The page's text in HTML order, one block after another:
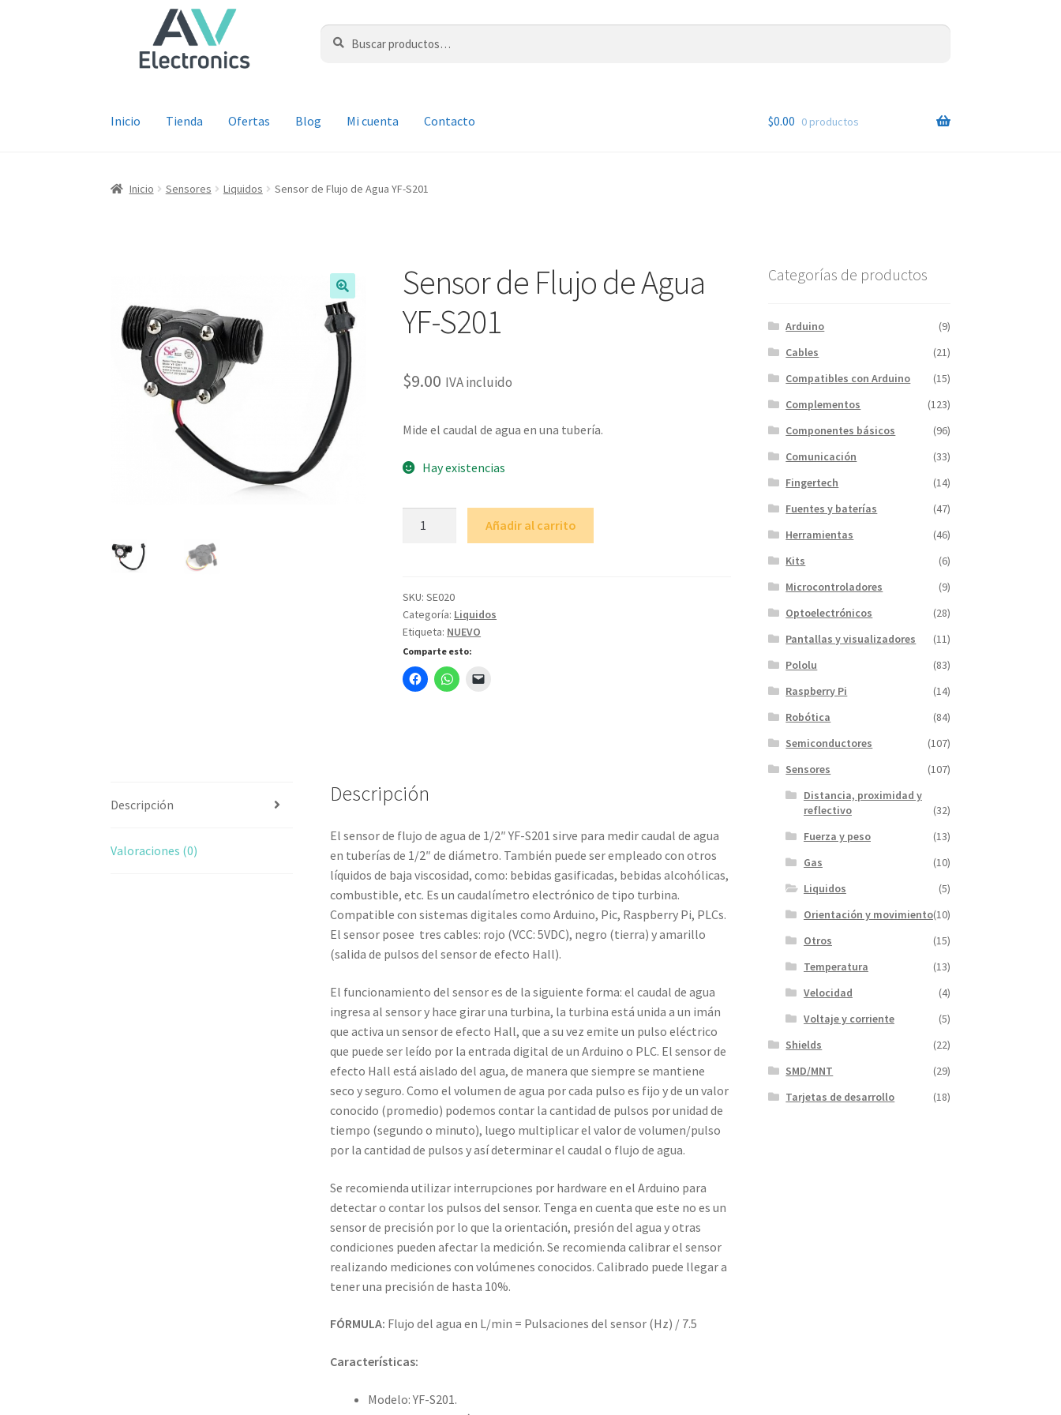
navegación
contenido
Buscar
por:
Buscar
Inicio Tienda Ofertas Blog Mi cuenta Contacto $0.00 0 productos
Inicio Sensores Liquidos Sensor de Flujo de Agua YF-S201
Sensor de Flujo de Agua
YF-S201
$9.00 IVA incluido
Mide el caudal de agua en una tubería.
Hay existencias
Agua
YF-
S201
cantidad
Añadir al carrito
SKU:SE020
Categoría: Liquidos
Etiqueta: NUEVO
Comparte esto:
Descripción
Valoraciones (0)
Descripción
El sensor de flujo de agua de 1/2″ YF-S201 sirve para medir caudal de agua
en tuberías de 1/2″ de diámetro. También puede ser empleado con otros
líquidos de baja viscosidad, como: bebidas gasificadas, bebidas alcohólicas,
combustible, etc. Es un caudalímetro electrónico de tipo turbina.
Compatible con sistemas digitales como Arduino, Pic, Raspberry Pi, PLCs.
El sensor posee tres cables: rojo (VCC: 5VDC), negro (tierra) y amarillo
(salida de pulsos del sensor de efecto Hall).
El funcionamiento del sensor es de la siguiente forma: el caudal de agua
ingresa al sensor y hace girar una turbina, la turbina está unida a un imán
que activa un sensor de efecto Hall, que a su vez emite un pulso eléctrico
que puede ser leído por la entrada digital de un Arduino o PLC. El sensor de
efecto Hall está aislado del agua, de manera que siempre se mantiene
seco y seguro. Como el volumen de agua por cada pulso es fijo y de un valor
conocido (promedio) podemos contar la cantidad de pulsos por unidad de
tiempo (segundo o minuto), luego multiplicar el valor de volumen/pulso
por la cantidad de pulsos y así determinar el caudal o flujo de agua.
Se recomienda utilizar interrupciones por hardware en el Arduino para
detectar o contar los pulsos del sensor. Tenga en cuenta que este no es un
sensor de precisión por lo que la orientación, presión del agua y otras
condiciones pueden afectar la medición. Se recomienda calibrar el sensor
realizando mediciones con volúmenes conocidos. Calibrado puede llegar a
tener una precisión de hasta 10%.
FÓRMULA: Flujo del agua en L/min = Pulsaciones del sensor (Hz) / 7.5
Características:
Modelo: YF-S201.
Categorías de productos
Arduino
(9)
Cables
(21)
Compatibles con Arduino
(15)
Complementos
(123)
Componentes básicos
(96)
Comunicación
(33)
Fingertech
(14)
Fuentes y baterías
(47)
Herramientas
(46)
Kits
(6)
Microcontroladores
(9)
Optoelectrónicos
(28)
Pantallas y visualizadores
(11)
Pololu
(83)
Raspberry Pi
(14)
Robótica
(84)
Semiconductores
(107)
Sensores
(107)
Distancia, proximidad y
reflectivo
(32)
Fuerza y peso
(13)
Gas
(10)
Liquidos
(5)
Orientación y movimiento(10)
Otros
(15)
Temperatura
(13)
Velocidad
(4)
Voltaje y corriente
(5)
Shields
(22)
SMD/MNT
(29)
Tarjetas de desarrollo
(18)